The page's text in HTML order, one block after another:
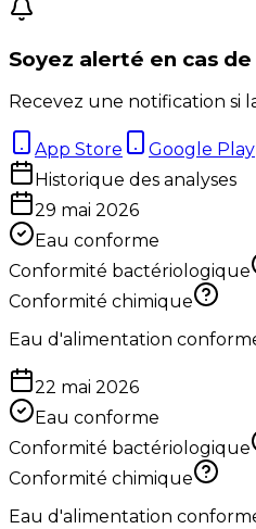
Soyez alerté en cas
Recevez une notification si
App Store
Google Play
Historique des analyses
29 mai 2026
Eau conforme
Conformité bactériologique
Conformité chimique
Eau d'alimentation
22 mai 2026
Eau conforme
Conformité bactériologique
Conformité chimique
Eau d'alimentation